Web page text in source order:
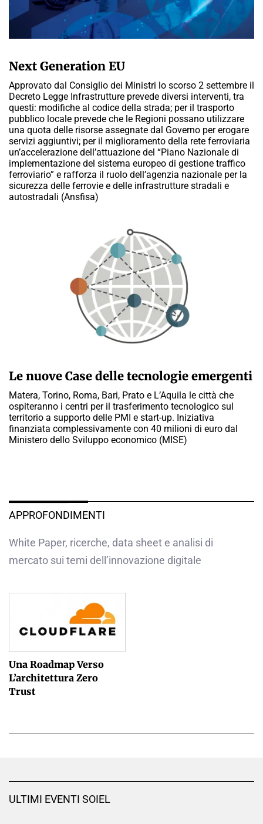
Next Generation EU
Approvato dal Consiglio dei Ministri lo scorso 2 settembre il
Decreto Legge Infrastrutture prevede diversi interventi, tra
questi: modifiche al codice della strada; per il trasporto
pubblico locale prevede che le Regioni possano utilizzare
una quota delle risorse assegnate dal Governo per erogare
servizi aggiuntivi; per il miglioramento della rete ferroviaria
un’accelerazione dell’attuazione del “Piano Nazionale di
implementazione del sistema europeo di gestione traffico
ferroviario” e rafforza il ruolo dell’agenzia nazionale per la
sicurezza delle ferrovie e delle infrastrutture stradali e
autostradali (Ansfisa)
Le nuove Case delle tecnologie emergenti
Matera, Torino, Roma, Bari, Prato e L’Aquila le città che
ospiteranno i centri per il trasferimento tecnologico sul
territorio a supporto delle PMI e start-up. Iniziativa
finanziata complessivamente con 40 milioni di euro dal
Ministero dello Sviluppo economico (MISE)
APPROFONDIMENTI
White Paper, ricerche, data sheet e analisi di
mercato sui temi dell’innovazione digitale
Una Roadmap Verso
L’architettura Zero
Trust
ULTIMI EVENTI SOIEL